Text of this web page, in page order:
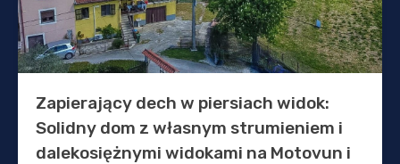
Zapierający dech w piersiach widok:
Solidny dom z własnym strumieniem i
dalekosiężnymi widokami na Motovun i